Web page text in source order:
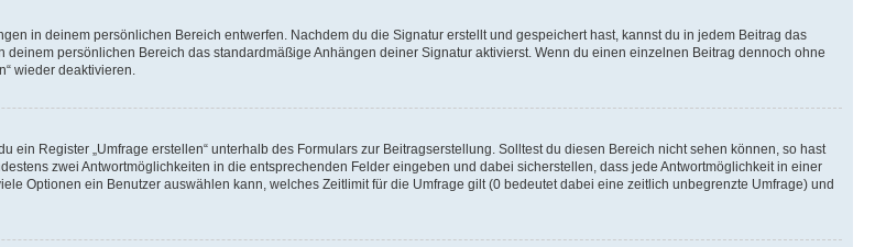
in deinem persönlichen Bereich entwerfen. Nachdem du die Signatur erstellt und gespeichert hast, kannst du in jedem Beitrag das
persönlichen Bereich das standardmäßige Anhängen deiner Signatur aktivierst. Wenn du einen einzelnen Beitrag dennoch ohne
wieder deaktivieren.
Register „Umfrage erstellen“ unterhalb des Formulars zur Beitragserstellung. Solltest du diesen Bereich nicht sehen können, so hast
zwei Antwortmöglichkeiten in die entsprechenden Felder eingeben und dabei sicherstellen, dass jede Antwortmöglichkeit in einer
Optionen ein Benutzer auswählen kann, welches Zeitlimit für die Umfrage gilt (0 bedeutet dabei eine zeitlich unbegrenzte Umfrage) und